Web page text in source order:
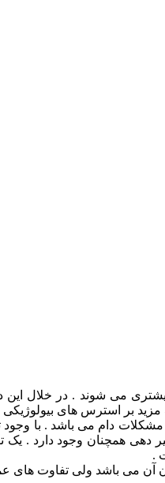
بر استرس های
از مجموعه مشکلات دام
ی گاو و محققین دانشگاهی ٬ مشکلات اوایل
.
ماده ی خشک گاو و تلیسه ی شکم اول حدود